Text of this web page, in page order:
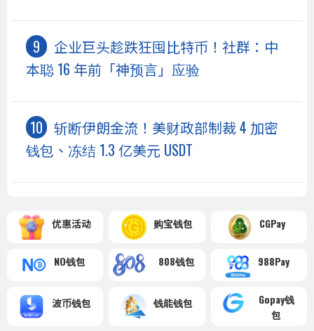
企业巨头趁跌狂囤比特币！社群：中
本聪 16 年前「神预言」应验
斩断伊朗金流！美财政部制裁 4 加密
钱包、冻结 1.3 亿美元 USDT
优惠活动 购宝钱包 CGPay
NO钱包 808钱包 988Pay
波币钱包 钱能钱包
Gopay钱
包